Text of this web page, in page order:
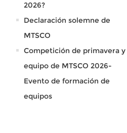
2026?
Declaración solemne de
MTSCO
Competición de primavera y
equipo de MTSCO 2026-
Evento de formación de
equipos